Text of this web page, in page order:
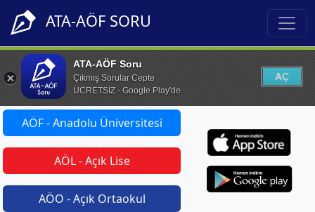
ATA-AÖF SORU
ATA-AÖF Soru
Çıkmış Sorular Cepte
ÜCRETSİZ - Google Play'de
AÇ
AÖF - Anadolu Üniversitesi
AÖL - Açık Lise
AÖO - Açık Ortaokul